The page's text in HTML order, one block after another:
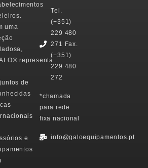
uma
representa
de
e
Tel.
(+351)
229 480
271 Fax.
(+351)
229 480
272
*chamada
para rede
fixa nacional
info@galoequipamentos.pt